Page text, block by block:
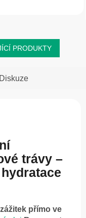
PRODUKTY
Diskuze
trávy –
přímo ve